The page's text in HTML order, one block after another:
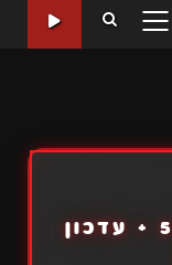
PRIMARY
מגדל האל פרקים 4 ו-5 + עדכון